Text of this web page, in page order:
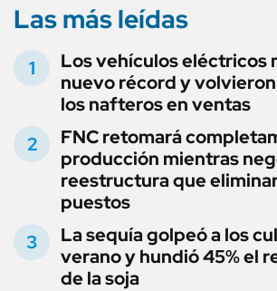
Las más leídas
Los vehículos eléctricos
nuevo récord y volvieron
los nafteros en ventas
FNC retomará
producción mientras
reestructura que
puestos
La sequía golpeó a los
verano y hundió 45% el
de la soja